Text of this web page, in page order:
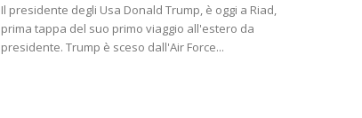
Il presidente degli Usa Donald Trump, è oggi a Riad,
prima tappa del suo primo viaggio all'estero da
presidente. Trump è sceso dall'Air Force...